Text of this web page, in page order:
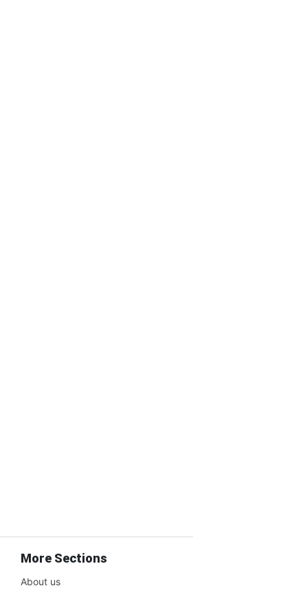
More Sections
About us